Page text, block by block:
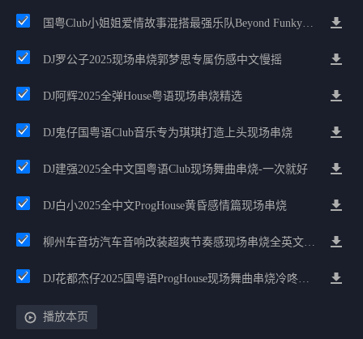
国粤Club小姐姐爱情故事混搭最强乐队Beyond Funky慢摇
DJ罗公子2025现场串烧郭梦思专属伤感中文慢摇
DJ阿辉2025全弹House粤语现场串烧精选
DJ鬼仔国粤语Club音乐专为琪琪打造上头现场串烧
DJ建强2025全中文国粤语Club现场舞曲串烧-一次就好
DJ白小2025全中文ProgHouse黄昏感情篇现场串烧
柳州车音坊汽车音响改装超爽节奏感现场串烧全英文House
DJ花都杰仔2025国粤语ProgHouse现场舞曲串烧冷咚鼓精选
播放本页